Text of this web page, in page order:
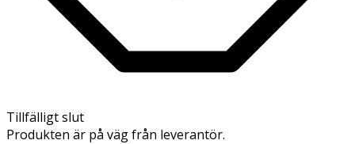
Tillfälligt slut
Produkten är på väg från leverantör.